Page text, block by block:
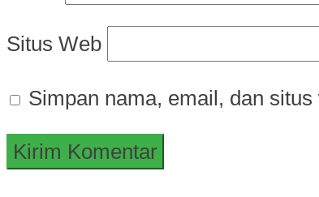
Situs Web
Simpan nama, email, dan